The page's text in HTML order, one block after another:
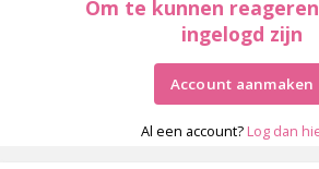
Om te kunnen
ingelogd zijn
Account aanmaken
Al een account? Log dan